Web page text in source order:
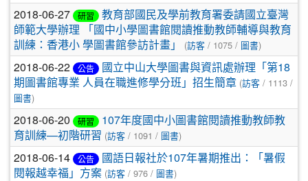
2018-06-27 研習
教育部國民及學前教育署委請國立臺灣
師範大學辦理 「國中小學圖書館閱讀推動教師輔導與教育
訓練：香港小 學圖書館參訪計畫」
(訪客 / 1075 / 圖書)
2018-06-22 公告
國立中山大學圖書與資訊處辦理「第18
期圖書館專業 人員在職進修學分班」招生簡章 (訪客 / 1113 /
圖書)
2018-06-20 研習
107年度國中小圖書館閱讀推動教師教
育訓練—初階研習 (訪客 / 1091 / 圖書)
2018-06-14 公告
國語日報社於107年暑期推出：「暑假
閱報越幸福」方案 (訪客 / 976 / 圖書)